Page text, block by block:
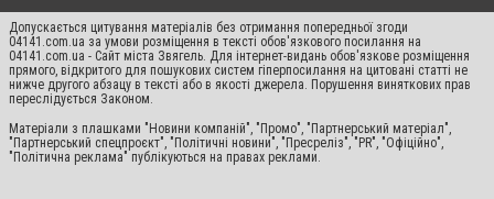
Допускається цитування матеріалів без отримання попередньої згоди
04141.com.ua за умови розміщення в тексті обов'язкового посилання на
04141.com.ua - Сайт міста Звягель. Для інтернет-видань обов'язкове розміщення
прямого, відкритого для пошукових систем гіперпосилання на цитовані статті не
нижче другого абзацу в тексті або в якості джерела. Порушення виняткових прав
переслідується Законом.
Матеріали з плашками "Новини компаній", "Промо", "Партнерський матеріал",
"Партнерський спецпроєкт", "Політичні новини", "Пресреліз", "PR", "Офіційно",
"Політична реклама" публікуються на правах реклами.